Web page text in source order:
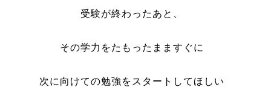
受験が終わったあと、
その学力をたもったまますぐに
次に向けての勉強をスタートしてほしい